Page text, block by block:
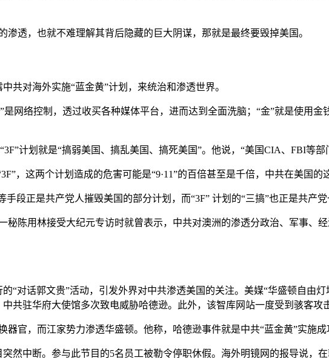
透，也就不难理解其背后隐藏的巨大阴谋，那就是最终要毁掉美国。
共对海外实施“蓝金黄”计划，来统治和渗透世界。
网络控制，透过收买各种媒体平台，进而达到全面洗脑；“金”就是使用
计划就是“搞弱美国、搞乱美国、搞死美国”。他说，“美国CIA、FBI等
，这两个计划造成的危害可能是“9·11”的百倍甚至是千倍，中共在美国的
段正是共产党人摧毁美国的部分计划，而“3F” 计划的“三搞”也正是共产党
陈用林接受大纪元专访时就曾表示，中共对澳洲的渗透分政治、军事、
“对话郭文贵”活动，引发外界对中共渗透美国的关注。美媒“华盛顿自由
共驻华府大使馆多次致电威胁哈德逊。此外，该智库网站一度受到骇客攻
官，而江家势力渗透华盛顿。他称，哈德逊事件就是中共“蓝金黄”实施成
然中断。参与此节目的5名员工被勒令停职休假。海外明镜网的报导说，